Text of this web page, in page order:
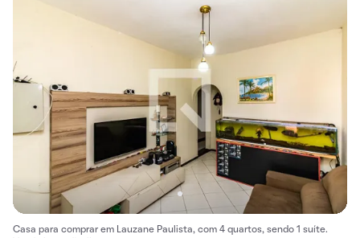
Casa para comprar em Lauzane Paulista, com 4 quartos, sendo 1 suíte.